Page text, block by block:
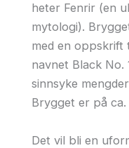
heter Fenrir (en
mytologi).
med en oppskrift
navnet Black No.
sinnsyke
Brygget er på ca.
Det vil bli en